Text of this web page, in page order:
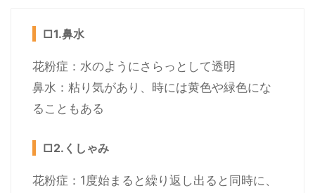
□1.鼻水
花粉症：水のようにさらっとして透明
鼻水：粘り気があり、時には黄色や緑色にな
ることもある
□2.くしゃみ
花粉症：1度始まると繰り返し出ると同時に、